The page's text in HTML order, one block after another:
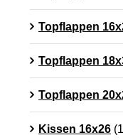
Topflappen
Topflappen
Topflappen
Kissen 16x26